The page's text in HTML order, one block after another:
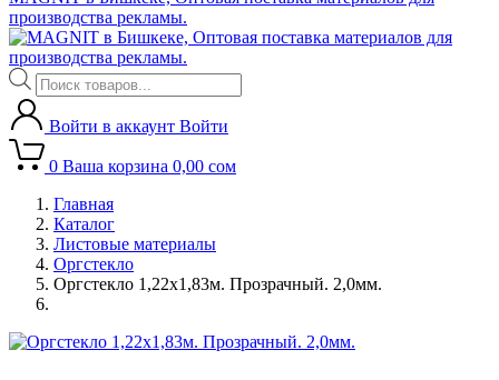
производства рекламы.
Поиск
товаров
Войти в аккаунт Войти
0 Ваша корзина 0,00 сом
Главная
Каталог
Листовые материалы
Оргстекло
Оргстекло 1,22х1,83м. Прозрачный. 2,0мм.